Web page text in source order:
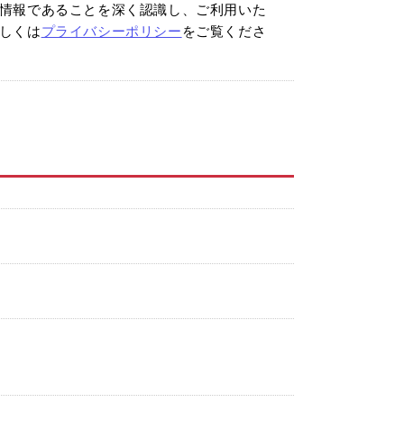
報であることを深く認識し、ご利用いた
くはプライバシーポリシー をご覧くださ